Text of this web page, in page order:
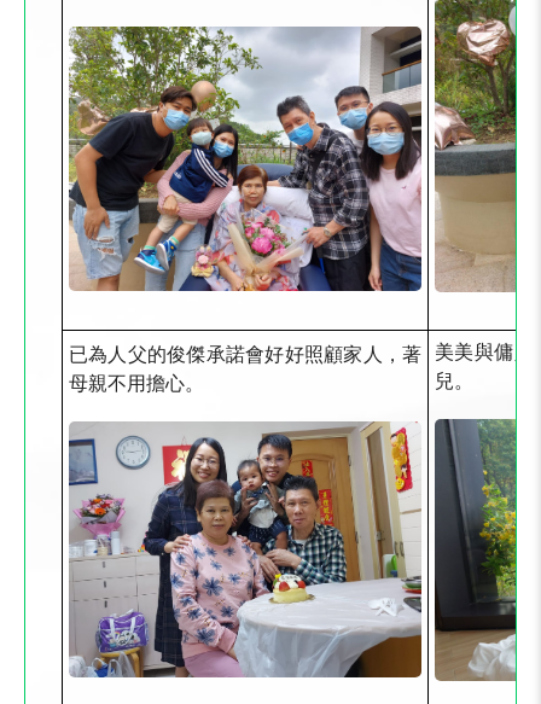
已為人父的俊傑承諾會好好照顧家人，著
母親不用擔心。
美美與傭人
兒。